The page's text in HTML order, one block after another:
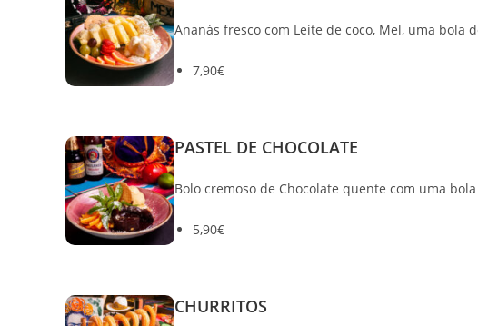
Ananás fresco com Leite de coco, Mel, uma bola
7,90€
PASTEL DE CHOCOLATE
Bolo cremoso de Chocolate quente com uma
5,90€
CHURRITOS